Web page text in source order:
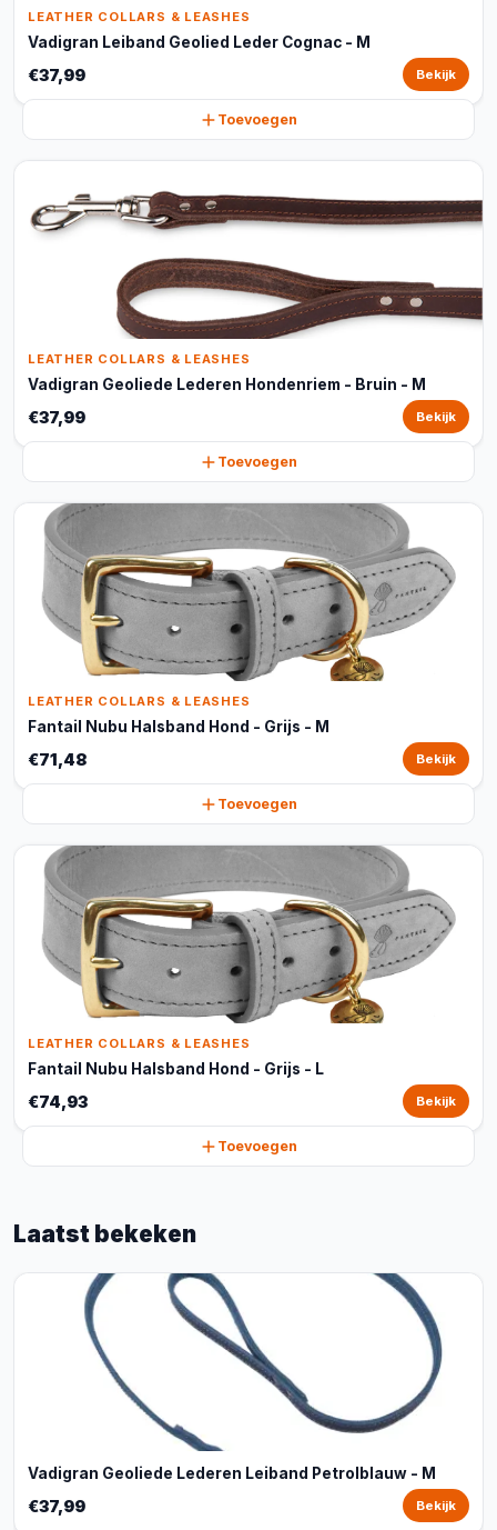
LEATHER COLLARS & LEASHES
Vadigran Leiband Geolied Leder Cognac - M
€37,99 Bekijk
Toevoegen
LEATHER COLLARS & LEASHES
Vadigran Geoliede Lederen Hondenriem - Bruin - M
€37,99 Bekijk
Toevoegen
LEATHER COLLARS & LEASHES
Fantail Nubu Halsband Hond - Grijs - M
€71,48 Bekijk
Toevoegen
LEATHER COLLARS & LEASHES
Fantail Nubu Halsband Hond - Grijs - L
€74,93 Bekijk
Toevoegen
Laatst bekeken
Vadigran Geoliede Lederen Leiband Petrolblauw - M
€37,99 Bekijk